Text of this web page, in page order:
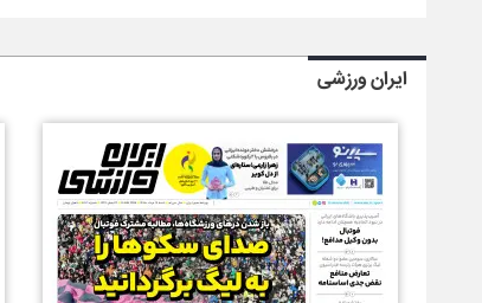
ایران ورزشی